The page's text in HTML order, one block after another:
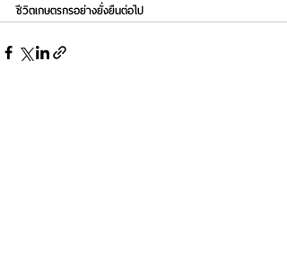
ชีวิตเกษตรกรอย่างยั่งยืนต่อไป